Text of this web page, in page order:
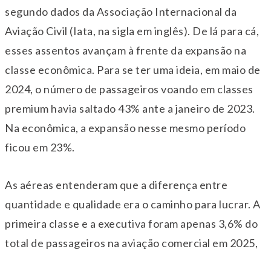
segundo dados da Associação Internacional da
Aviação Civil (Iata, na sigla em inglês). De lá para cá,
esses assentos avançam à frente da expansão na
classe econômica. Para se ter uma ideia, em maio de
2024, o número de passageiros voando em classes
premium havia saltado 43% ante a janeiro de 2023.
Na econômica, a expansão nesse mesmo período
ficou em 23%.
As aéreas entenderam que a diferença entre
quantidade e qualidade era o caminho para lucrar. A
primeira classe e a executiva foram apenas 3,6% do
total de passageiros na aviação comercial em 2025,